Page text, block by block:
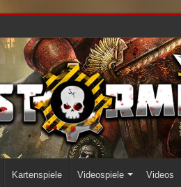
Kartenspiele Videospiele Videos